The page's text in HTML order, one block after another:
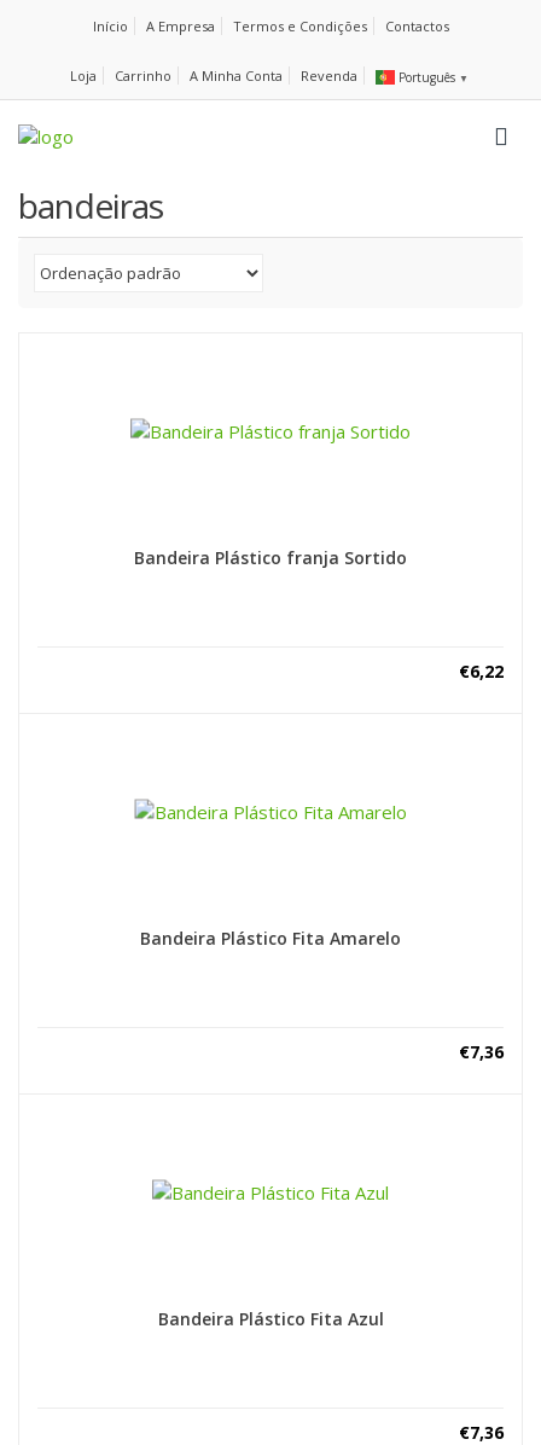
Início A Empresa Termos e Condições Contactos
Loja Carrinho A Minha Conta Revenda Português ▼
bandeiras
Bandeira Plástico franja Sortido
€6,22
Bandeira Plástico Fita Amarelo
€7,36
Bandeira Plástico Fita Azul
€7,36